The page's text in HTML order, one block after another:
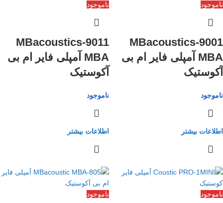
ناموجود
9001-MBacoustics
MBA آمپلی فایر ام بی
آکوستیک
ناموجود
اطلاعات بیشتر
ناموجود
9011-MBacoustics
MBA آمپلی فایر ام بی
آکوستیک
ناموجود
اطلاعات بیشتر
ناموجود ناموجود